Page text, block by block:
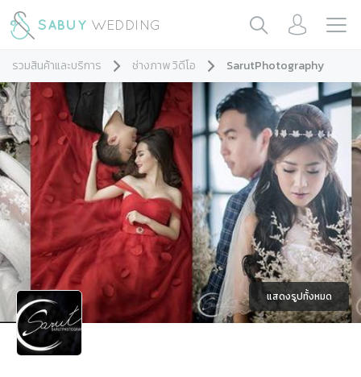
รวมสินค้าและบริการ ช่างภาพ วิดีโอ SarutPhotography
แสดงรูปทั้งหมด